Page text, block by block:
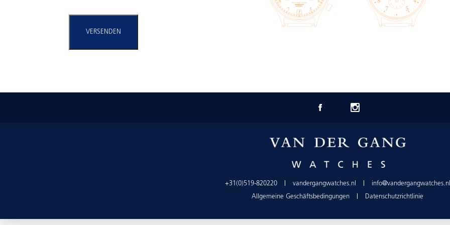
VERSENDEN
+31(0)519-820220 vandergangwatches.nl
info@vandergangwatches.nl
Allgemeine Geschäftsbedingungen
Datenschutzrichtlinie